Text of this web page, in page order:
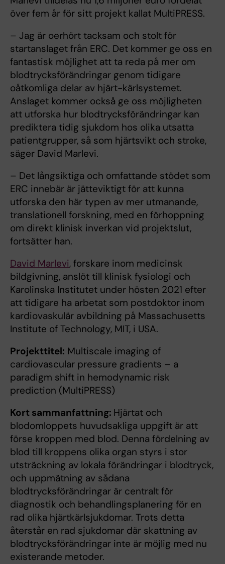
över fem år för sitt projekt kallat MultiPRESS.
– Jag är oerhört tacksam och stolt för
startanslaget från ERC. Det kommer ge oss en
fantastisk möjlighet att ta reda på mer om
blodtrycksförändringar genom tidigare
oåtkomliga delar av hjärt-kärlsystemet.
Anslaget kommer också ge oss möjligheten
att utforska hur blodtrycksförändringar kan
prediktera tidig sjukdom hos olika utsatta
patientgrupper, så som hjärtsvikt och stroke,
säger David Marlevi.
– Det långsiktiga och omfattande stödet som
ERC innebär är jätteviktigt för att kunna
utforska den här typen av mer utmanande,
translationell forskning, med en förhoppning
om direkt klinisk inverkan vid projektslut,
fortsätter han.
David Marlevi, forskare inom medicinsk
bildgivning, anslöt till klinisk fysiologi och
Karolinska Institutet under hösten 2021 efter
att tidigare ha arbetat som postdoktor inom
kardiovaskulär avbildning på Massachusetts
Institute of Technology, MIT, i USA.
Projekttitel: Multiscale imaging of
cardiovascular pressure gradients – a
paradigm shift in hemodynamic risk
prediction (MultiPRESS)
Kort sammanfattning: Hjärtat och
blodomloppets huvudsakliga uppgift är att
förse kroppen med blod. Denna fördelning av
blod till kroppens olika organ styrs i stor
utsträckning av lokala förändringar i blodtryck,
och uppmätning av sådana
blodtrycksförändringar är centralt för
diagnostik och behandlingsplanering för en
rad olika hjärtkärlsjukdomar. Trots detta
återstår en rad sjukdomar där skattning av
blodtrycksförändringar inte är möjlig med nu
existerande metoder.